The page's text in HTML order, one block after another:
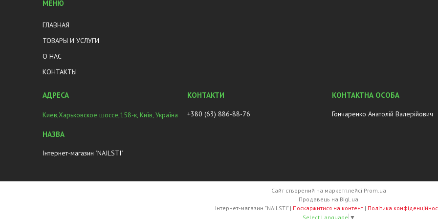
МЕНЮ
ГЛАВНАЯ
ТОВАРЫ И УСЛУГИ
О НАС
КОНТАКТЫ
Киев,Харьковское шоссе,158-к, Київ, Україна
Інтернет-магазин "NAILSTI"
+380 (63) 886-88-76 Гончаренко Анатолій Валерійович
Сайт створений на маркетплейсі Prom.ua
Продавець на Bigl.ua
Інтернет-магазин "NAILSTI" | Поскаржитися на контент | Політика
Select Language ▼